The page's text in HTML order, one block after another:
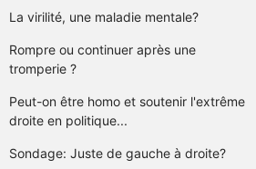
La virilité, une maladie mentale?
Rompre ou continuer après une
tromperie ?
Peut-on être homo et soutenir l'extrême
droite en politique...
Sondage: Juste de gauche à droite?